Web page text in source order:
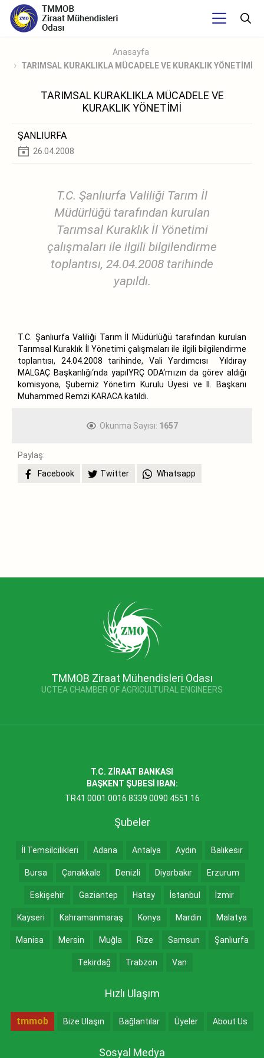
Anasayfa
TARIMSAL KURAKLIKLA MÜCADELE VE KURAKLIK YÖNETİMİ
TARIMSAL KURAKLIKLA MÜCADELE VE
KURAKLIK YÖNETİMİ
ŞANLIURFA
26.04.2008
T.C. Şanlıurfa Valiliği Tarım İl
Müdürlüğü tarafından kurulan
Tarımsal Kuraklık İl Yönetimi
çalışmaları ile ilgili bilgilendirme
toplantısı, 24.04.2008 tarihinde
yapıldı.
T.C. Şanlıurfa Valiliği Tarım İl Müdürlüğü tarafından kurulan
Tarımsal Kuraklık İl Yönetimi çalışmaları ile ilgili bilgilendirme
toplantısı, 24.04.2008 tarihinde, Vali Yardımcısı Yıldıray
MALGAÇ Başkanlığı‘nda yapılYRÇ ODA‘mızın da görev aldığı
komisyona, Şubemiz Yönetim Kurulu Üyesi ve II. Başkanı
Muhammed Remzi KARACA katıldı.
Okunma Sayısı: 1657
Paylaş:
Facebook
Twitter Whatsapp
TMMOB Ziraat Mühendisleri Odası
UCTEA CHAMBER OF AGRICULTURAL ENGINEERS
T.C. ZİRAAT BANKASI
BAŞKENT ŞUBESİ IBAN:
TR41 0001 0016 8339 0090 4551 16
Şubeler
İl Temsilcilikleri Adana Antalya Aydın Balıkesir
Bursa Çanakkale Denizli Diyarbakır Erzurum
Eskişehir Gaziantep Hatay İstanbul İzmir
Kayseri Kahramanmaraş Konya Mardin Malatya
Manisa Mersin Muğla Rize Samsun Şanlıurfa
Tekirdağ Trabzon Van
Hızlı Ulaşım
tmmob Bize Ulaşın Bağlantılar Üyeler About Us
Sosyal Medya